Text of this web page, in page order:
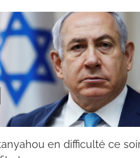
en difficulté ce